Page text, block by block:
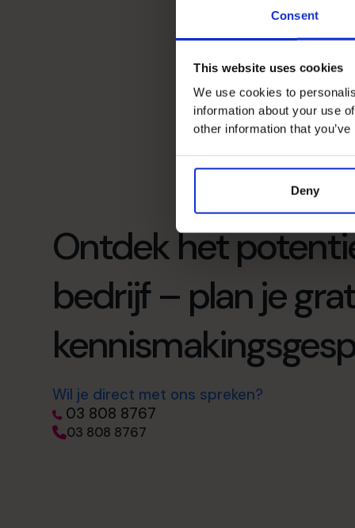
Consent
This website uses cookies
We use cookies to
information about your use
other information that
Deny
Ontdek het
bedrijf – plan je
Wil je direct met ons spreken?
03 808 8767
03 808 8767